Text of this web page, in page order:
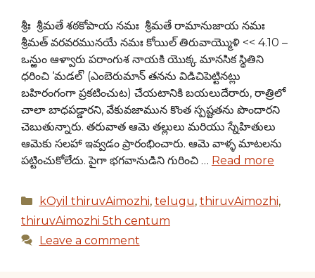
శ్రీః శ్రీమతే శఠకోపాయ నమః శ్రీమతే రామానుజాయ నమః
శ్రీమత్ వరవరమునయే నమః కోయిల్ తిరువాయ్మొళి << 4.10 –
ఒన్ఱుం ఆళ్వారు పరాంగుశ నాయకి యొక్క మానసిక స్థితిని
ధరించి ‘మడల్’ (ఎంబెరుమాన్ తనను విడిచిపెట్టినట్లు
బహిరంగంగా ప్రకటించుట) చేయటానికి బయలుదేరారు, రాత్రిలో
చాలా బాధపడ్డారని, వేకువజామున కొంత స్పష్టతను పొందారని
చెబుతున్నారు. తరువాత ఆమె తల్లులు మరియు స్నేహితులు
ఆమెకు సలహా ఇవ్వడం ప్రారంభించారు. ఆమె వాళ్ళ మాటలను
పట్టించుకోలేదు. పైగా భగవానుడిని గురించి … Read more
Categories
kOyil thiruvAimozhi, telugu, thiruvAimozhi,
thiruvAimozhi 5th centum
Leave a comment